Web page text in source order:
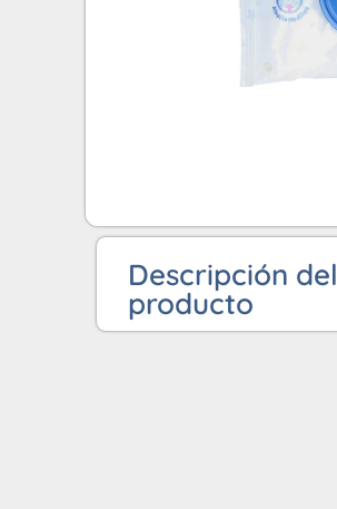
Descripción del
producto